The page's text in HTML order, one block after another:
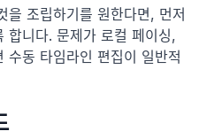
을 조립하기를 원한다면, 먼저
합니다. 문제가 로컬 페이싱,
수동 타임라인 편집이 일반적